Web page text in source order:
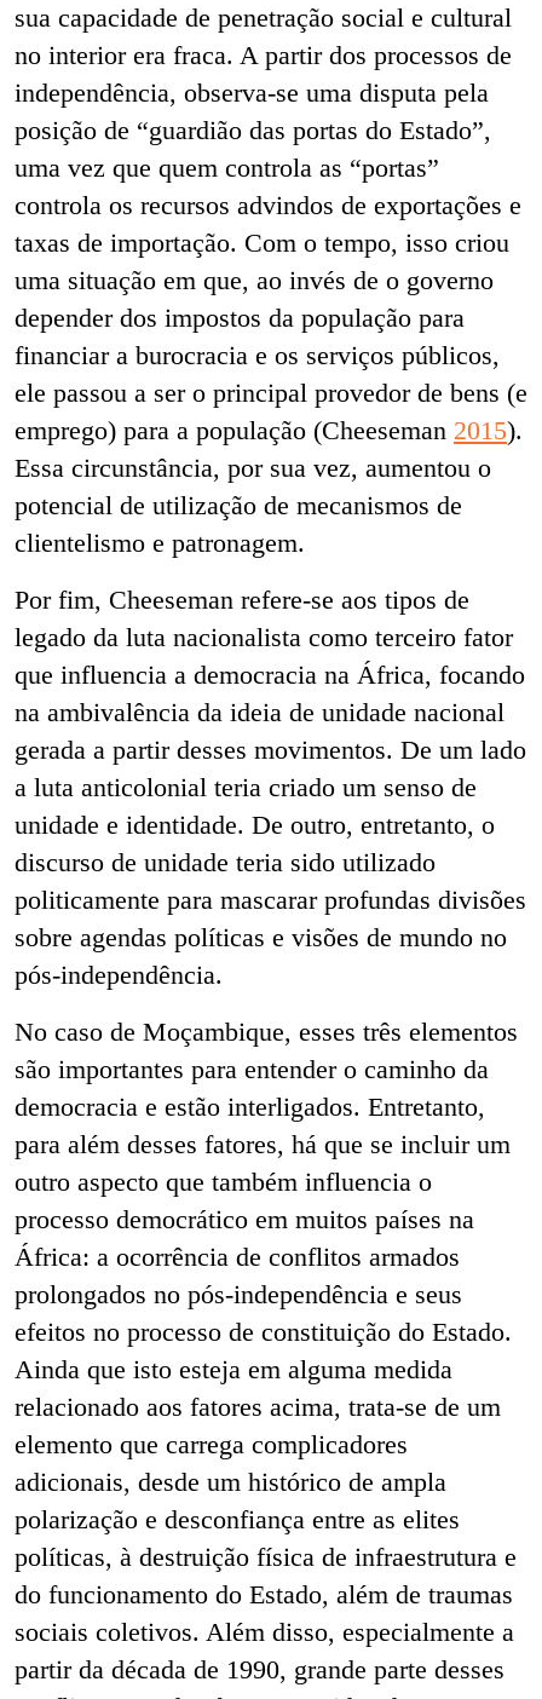
sua capacidade de penetração social e cultural
no interior era fraca. A partir dos processos de
independência, observa-se uma disputa pela
posição de “guardião das portas do Estado”,
uma vez que quem controla as “portas”
controla os recursos advindos de exportações e
taxas de importação. Com o tempo, isso criou
uma situação em que, ao invés de o governo
depender dos impostos da população para
financiar a burocracia e os serviços públicos,
ele passou a ser o principal provedor de bens (e
emprego) para a população (Cheeseman 2015).
Essa circunstância, por sua vez, aumentou o
potencial de utilização de mecanismos de
clientelismo e patronagem.
Por fim, Cheeseman refere-se aos tipos de
legado da luta nacionalista como terceiro fator
que influencia a democracia na África, focando
na ambivalência da ideia de unidade nacional
gerada a partir desses movimentos. De um lado
a luta anticolonial teria criado um senso de
unidade e identidade. De outro, entretanto, o
discurso de unidade teria sido utilizado
politicamente para mascarar profundas divisões
sobre agendas políticas e visões de mundo no
pós-independência.
No caso de Moçambique, esses três elementos
são importantes para entender o caminho da
democracia e estão interligados. Entretanto,
para além desses fatores, há que se incluir um
outro aspecto que também influencia o
processo democrático em muitos países na
África: a ocorrência de conflitos armados
prolongados no pós-independência e seus
efeitos no processo de constituição do Estado.
Ainda que isto esteja em alguma medida
relacionado aos fatores acima, trata-se de um
elemento que carrega complicadores
adicionais, desde um histórico de ampla
polarização e desconfiança entre as elites
políticas, à destruição física de infraestrutura e
do funcionamento do Estado, além de traumas
sociais coletivos. Além disso, especialmente a
partir da década de 1990, grande parte desses